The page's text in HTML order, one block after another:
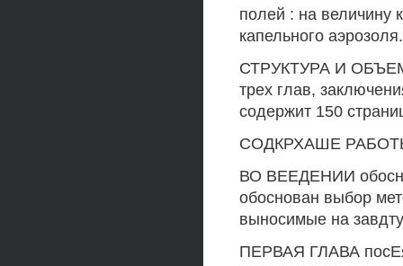
полей : на величину
капельного аэрозоля.
СТРУКТУРА И ОБЪЕМ
трех глав,
содержит 150
СОДКРХАШЕ
ВО ВЕЕДЕНИИ
обоснован выбор
выносимые на
ПЕРВАЯ ГЛАВА